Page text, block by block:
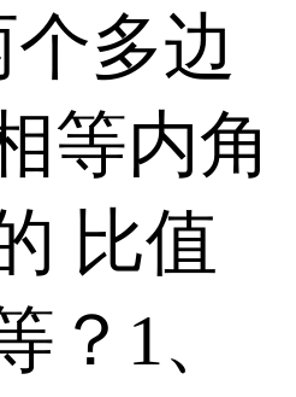
多边
等内角
比值
？1、